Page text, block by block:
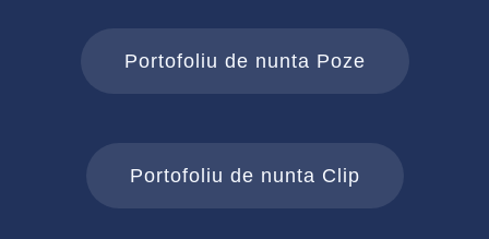
Portofoliu de nunta Poze
Portofoliu de nunta Clip